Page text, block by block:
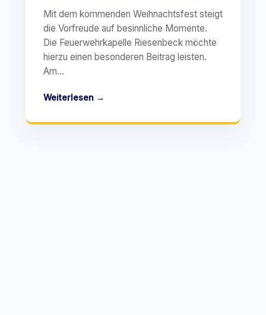
Mit dem kommenden Weihnachtsfest steigt
die Vorfreude auf besinnliche Momente.
Die Feuerwehrkapelle Riesenbeck möchte
hierzu einen besonderen Beitrag leisten.
Am...
Weiterlesen →